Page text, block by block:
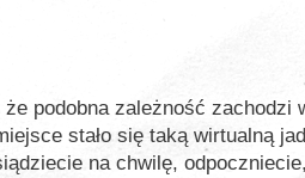
podobna zależność
stało się taką wirtualną
na chwilę,